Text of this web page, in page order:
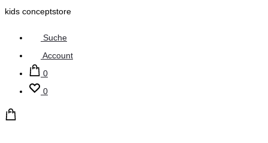
kids conceptstore
Suche
Account
0
0